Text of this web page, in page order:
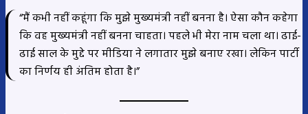
“मैं कभी नहीं कहूंगा कि मुझे मुख्यमंत्री नहीं बनना है। ऐसा कौन कहेगा
कि वह मुख्यमंत्री नहीं बनना चाहता। पहले भी मेरा नाम चला था। ढाई-
ढाई साल के मुद्दे पर मीडिया ने लगातार मुझे बनाए रखा। लेकिन पार्टी
का निर्णय ही अंतिम होता है।”